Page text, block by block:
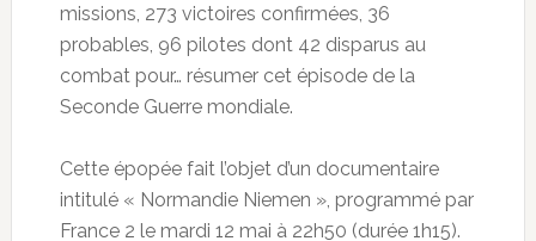
missions, 273 victoires confirmées, 36
probables, 96 pilotes dont 42 disparus au
combat pour… résumer cet épisode de la
Seconde Guerre mondiale.
Cette épopée fait l’objet d’un documentaire
intitulé « Normandie Niemen », programmé par
France 2 le mardi 12 mai à 22h50 (durée 1h15).